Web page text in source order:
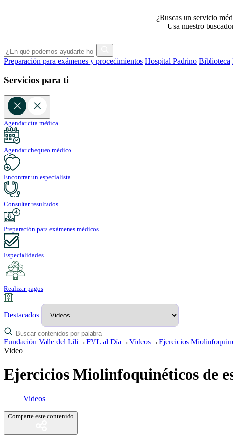
¿Buscas un servicio
Usa nuestro
Preparación para exámenes y procedimientos Hospital Padrino Biblioteca
Servicios para ti
Agendar cita médica
Agendar chequeo médico
Encontrar un especialista
Consultar resultados
Preparación para exámenes médicos
Especialidades
Realizar pagos
Destacados
Fundación Valle del Lili →FVL al Día →Videos→Ejercicios
Video
Ejercicios Miolinfoquinéticos de
Videos
Comparte este contenido